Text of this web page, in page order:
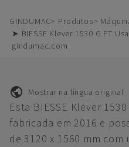
GINDUMAC Produtos
➤ BIESSE Klever 1530 G FT
gindumac.com
Mostrar na língua original
Esta BIESSE Klever
fabricada em 2016 e
de 3120 x 1560 mm com